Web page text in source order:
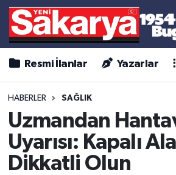
Resmi İlanlar Yazarlar
HABERLER SAĞLIK
Uzmandan
Uyarısı: Kapalı
Dikkatli Olun